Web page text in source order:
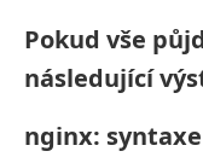
Pokud vše
následující
nginx: